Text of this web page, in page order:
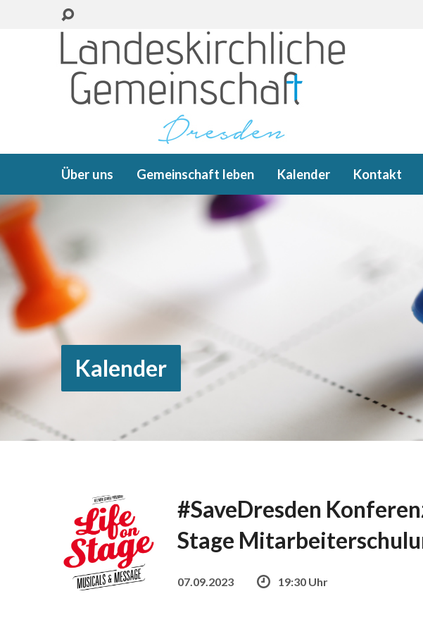
Über uns Gemeinschaft leben Kalender Kontakt
Kalender
#SaveDresden
Stage
07.09.2023 19:30 Uhr